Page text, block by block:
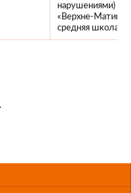
нарушениями)
«Верхне-
средняя школа»